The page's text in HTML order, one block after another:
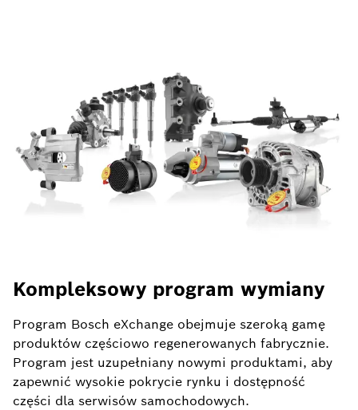
Kompleksowy program wymiany
Program Bosch eXchange obejmuje szeroką gamę
produktów częściowo regenerowanych fabrycznie.
Program jest uzupełniany nowymi produktami, aby
zapewnić wysokie pokrycie rynku i dostępność
części dla serwisów samochodowych.